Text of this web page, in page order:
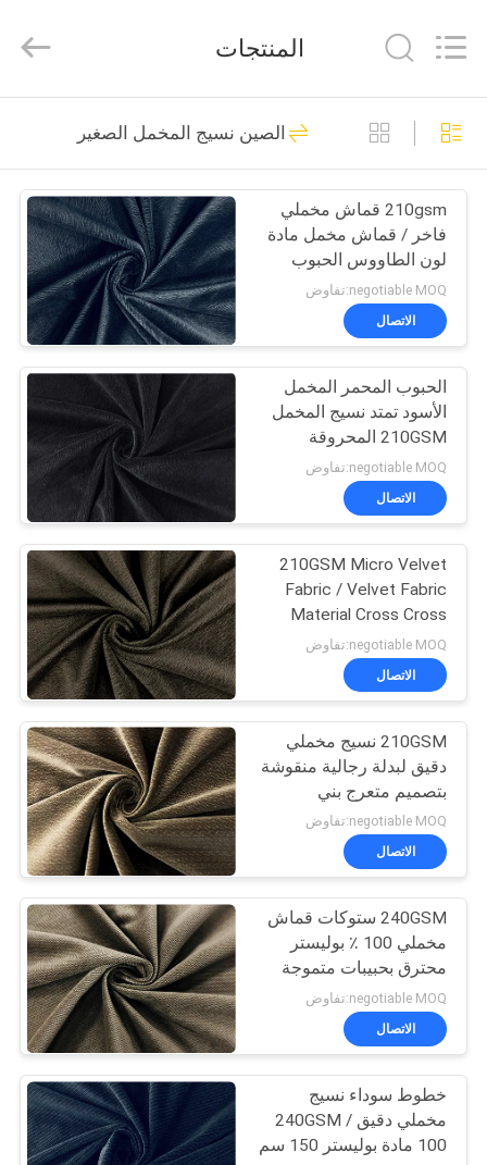
الصفحة
الرئيسية
منتجات
معلومات
جولة
المعمل
مراقبة
الجودة
اتصل
أخبار
اطلب
اقتباس
خريطة
الموقع
PRIVACY
POLICY
Technology
CO.,LTD.
Reserved.
نسيج بوليستر دقيق
26
أقمشة بوليستر
مخملية
21
مايكرو أقمشة تنجيد
10
مادة ثوب السباحة
27
نسيج المخمل الصغير
34
المنتجات
الصين نسيج المخمل الصغير
210gsm قماش مخملي
فاخر / قماش مخمل مادة
لون الطاووس الحبوب
negotiable MOQ:تفاوض
الاتصال
الحبوب المحمر المخمل
الأسود تمتد نسيج المخمل
210GSM المحروقة
الناعمة
negotiable MOQ:تفاوض
الاتصال
210GSM Micro Velvet
Fabric / Velvet Fabric
Material Cross Cross
Brown
negotiable MOQ:تفاوض
الاتصال
210GSM نسيج مخملي
دقيق لبدلة رجالية منقوشة
بتصميم متعرج بني
negotiable MOQ:تفاوض
الاتصال
240GSM ستوكات قماش
مخملي 100 ٪ بوليستر
محترق بحبيبات متموجة
زيتون بني
negotiable MOQ:تفاوض
الاتصال
خطوط سوداء نسيج
مخملي دقيق / 240GSM
100 مادة بوليستر 150 سم